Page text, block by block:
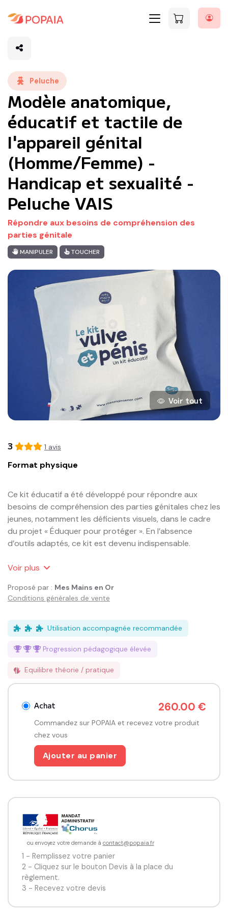
Peluche
Modèle anatomique,
éducatif et tactile de
l'appareil génital
(Homme/Femme) -
Handicap et sexualité -
Peluche VAIS
Répondre aux besoins de compréhension des
parties génitale
MANIPULER TOUCHER
Voir tout
3 1 avis
Format physique
Ce kit éducatif a été développé pour répondre aux
besoins de compréhension des parties génitales chez les
jeunes, notamment les déficients visuels, dans le cadre
du projet « Éduquer pour protéger ». En l’absence
d’outils adaptés, ce kit est devenu indispensable.
Testé et validé auprès de jeunes déficients visuels et de
s’adresse aux enfants et adolescents en situation de
handicap ou non. Il est destiné aux professionnels de
psychologues et autres intervenants. Cet outil est
et adaptée aux besoins des jeunes, qu’ils soient en
situation de handicap ou non. Conçu avec soin, ce kit
souvent difficiles, en facilitant le dialogue et
l’apprentissage.
Contenu :
– Un sac en coton
– Le P’tit Guide Pro
– Une vulve et un pénis en tissus
– Comprendre l’appareil génital externe féminin et
masculin
– Montrer comment utiliser un tampon pour les jeunes
filles.
– Expliquer le fonctionnement du clitoris.
– Illustrer le décalottage du pénis, pour soutenir
l’apprentissage de l’hygiène chez les jeunes garçons.
Ce matériel est destiné à un usage éducatif et ne doit en
Voirplus
Proposé par : Mes Mains en Or
Conditions générales de vente
Utilisation accompagnée recommandée
Progression pédagogique élevée
Equilibre théorie / pratique
Achat 260.00 €
Commandez sur POPAIA et recevez votre produit
chez vous
Ajouter au panier
ou envoyez votre demande à contact@popaia.fr
1 - Remplissez votre panier
2 - Cliquez sur le bouton Devis à la place du
règlement.
3 - Recevez votre devis